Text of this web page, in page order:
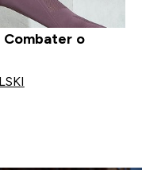
Combater o